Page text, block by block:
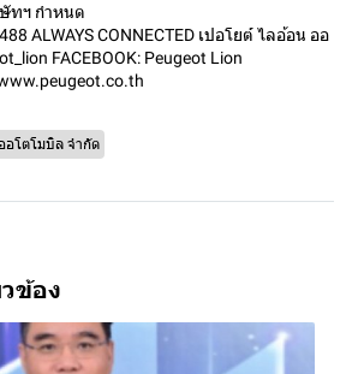
ทฯ กำหนด
ALWAYS CONNECTED เปอโยต์ ไลอ้อน ออ
FACEBOOK: Peugeot Lion
อโตโมบิล จำกัด
ข้อง